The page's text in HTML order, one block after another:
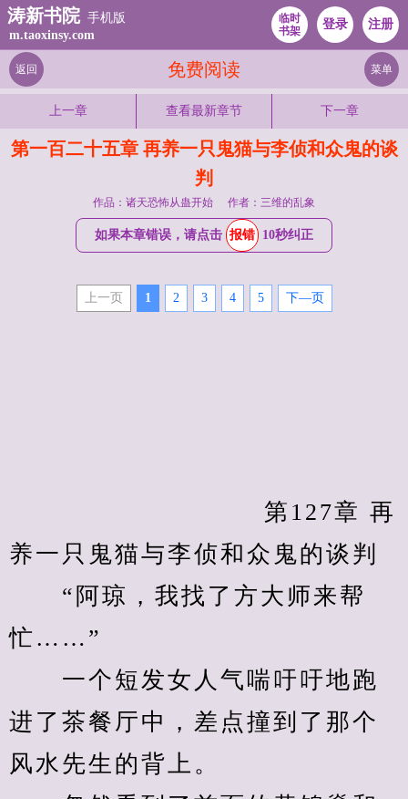
涛新书院 手机版
m.taoxinsy.com
临时
书架
登录 注册
免费阅读
返回 菜单
上一章 查看最新章节 下一章
第一百二十五章 再养一只鬼猫与李侦和众鬼的谈
判
作品：诸天恐怖从蛊开始 作者：三维的乱象
如果本章错误，请点击 报错 10秒纠正
上一页 1 2 3 4 5 下—页
养一只鬼猫与李侦和众鬼的谈判
“阿琼，我找了方大师来帮
忙……”
一个短发女人气喘吁吁地跑
进了茶餐厅中，差点撞到了那个
风水先生的背上。